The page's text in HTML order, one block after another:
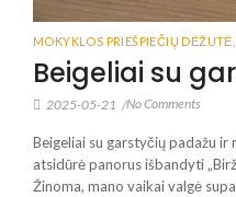
MOKYKLOS PRIEŠPIEČIŲ DĖŽUTĖ
Beigeliai su
2025-05-21 /No Comments
Beigeliai su garstyčių padažu
atsidūrė panorus išbandyti
Žinoma, mano vaikai valgė